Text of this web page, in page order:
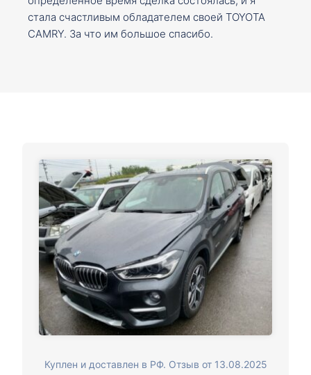
стала счастливым обладателем своей TOYOTA
CAMRY. За что им большое спасибо.
Куплен и доставлен в РФ. Отзыв от 13.08.2025